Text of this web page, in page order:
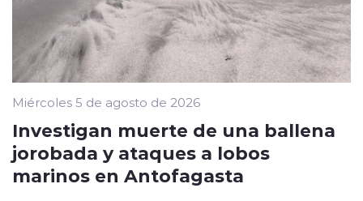
Miércoles 5 de agosto de 2026
Investigan muerte de una ballena
jorobada y ataques a lobos
marinos en Antofagasta